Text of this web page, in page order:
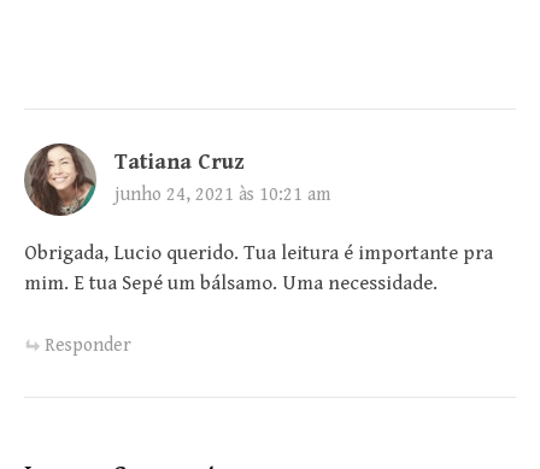
Tatiana Cruz
junho 24, 2021 às 10:21 am
Obrigada, Lucio querido. Tua leitura é importante pra
mim. E tua Sepé um bálsamo. Uma necessidade.
Responder